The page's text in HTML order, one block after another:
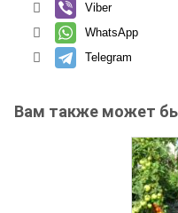
Viber
WhatsApp
Telegram
Вам также может